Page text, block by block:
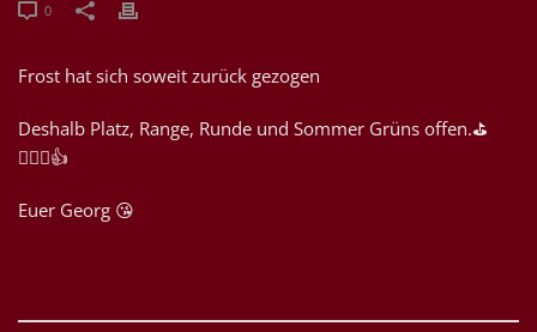
0
Frost hat sich soweit zurück gezogen
Deshalb Platz, Range, Runde und Sommer Grüns offen.⛳️
🏌🏿‍♀️👍
Euer Georg 😘